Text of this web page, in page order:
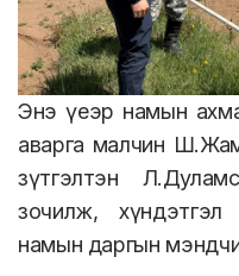
Энэ үеэр намын
аварга малчин
зүтгэлтэн
зочилж,
намын даргын